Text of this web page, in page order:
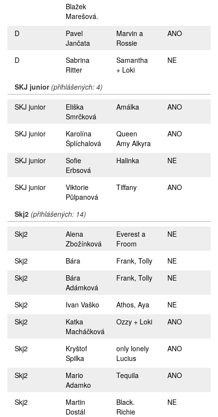
Blažek
Marešová.
D
Pavel
Jančata
Marvin a
Rossie
ANO
D
Sabrina
Ritter
Samantha
+ Loki
NE
SKJ junior (přihlášených: 4)
SKJ junior
Eliška
Smrčková
Amálka ANO
SKJ junior
Karolína
Šplíchalová
Queen
Amy Alkyra
ANO
SKJ junior
Sofie
Erbsová
Halinka NE
SKJ junior
Viktorie
Půlpanová
Tiffany ANO
Skj2 (přihlášených: 14)
Skj2
Alena
Zbožínková
Everest a
Froom
NE
Skj2 Bára Frank, Tolly
NE
Skj2
Bára
Adámková
Frank, Tolly NE
Skj2 Ivan Vaško Athos, Aya
NE
Skj2
Katka
Macháčková
Ozzy + Loki ANO
Skj2
Kryštof
Spilka
only lonely
Lucius
ANO
Skj2
Mario
Adamko
Tequila ANO
Skj2
Martin
Dostál
Black.
Richie
NE